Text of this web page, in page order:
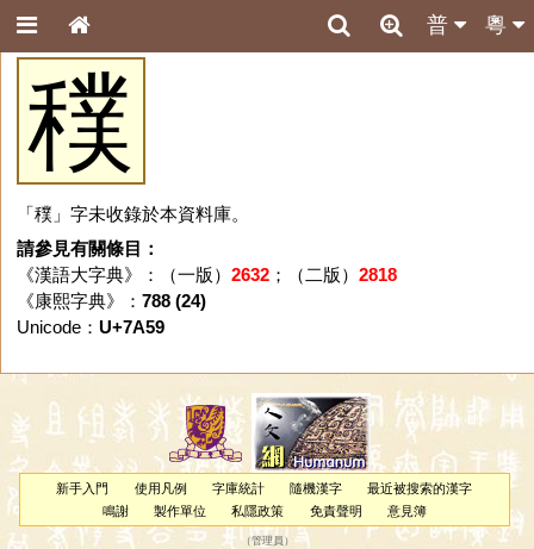
粵
普
穙
「穙」字未收錄於本資料庫。
請參見有關條目：
《漢語大字典》：（一版） 2632；（二版） 2818
《康熙字典》： 788 (24)
Unicode： U+7A59
新手入門 使用凡例 字庫統計 隨機漢字
最近被搜索的漢字
鳴謝
製作單位 私隱政策 免責聲明 意見簿
（管理員 ）